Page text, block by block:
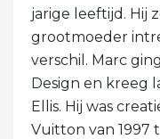
jarige leeftijd. Hij
grootmoeder
verschil. Marc
Design en kreeg
Ellis. Hij was
Vuitton van 1997